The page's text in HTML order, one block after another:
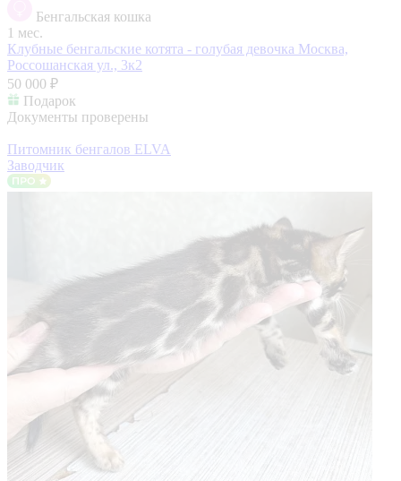
Бенгальская кошка
1 мес.
Клубные бенгальские котята - голубая девочка Москва,
Россошанская ул., 3к2
50 000 ₽
Подарок
Документы проверены
Питомник бенгалов ELVA
Заводчик